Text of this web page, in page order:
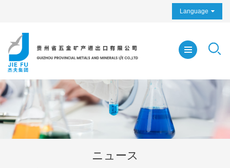
Language
ニュース